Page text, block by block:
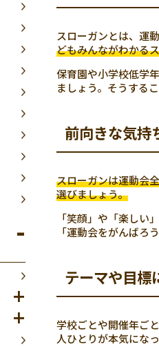
スローガンとは、運
どもみんながわかる
保育園や小学校低学
ましょう。そうする
前向きな気持
スローガンは運動会
選びましょう。
「笑顔」や「楽しい
「運動会をがんばろ
テーマや目標
学校ごとや開催年ご
人ひとりが本気にな